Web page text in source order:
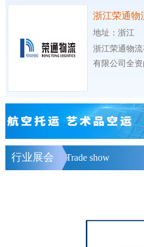
浙江荣通物
地址：浙江
浙江荣通物
有限公司全
行业展会 Trade show